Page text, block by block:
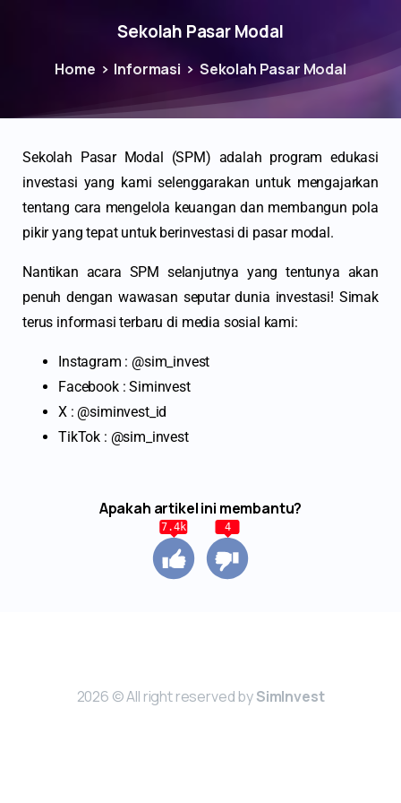
Sekolah Pasar Modal
Home Informasi Sekolah Pasar Modal
Sekolah Pasar Modal (SPM) adalah program edukasi
investasi yang kami selenggarakan untuk mengajarkan
tentang cara mengelola keuangan dan membangun pola
pikir yang tepat untuk berinvestasi di pasar modal.
Nantikan acara SPM selanjutnya yang tentunya akan
penuh dengan wawasan seputar dunia investasi! Simak
terus informasi terbaru di media sosial kami:
Instagram : @sim_invest
Facebook : Siminvest
X : @siminvest_id
TikTok : @sim_invest
Apakah artikel ini membantu?
7.4k 4
2026 © All right reserved bySimInvest